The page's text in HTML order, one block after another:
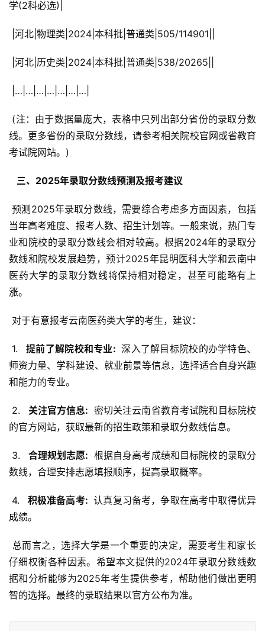
学(2科必选)|
|河北|物理类|2024|本科批|普通类|505/114901||
|河北|历史类|2024|本科批|普通类|538/20265||
|…|…|…|…|…|…|…|
线。更多省份的录取分数线，请参考相关院校官网或省教育
考试院网站。)
  三、2025年录取分数线预测及报考建议
预测2025年录取分数线，需要综合考虑多方面因素，包括
当年高考难度、报考人数、招生计划等。一般来说，热门专
业和院校的录取分数线会相对较高。根据2024年的录取分
数线和院校发展趋势，预计2025年昆明医科大学和云南中
医药大学的录取分数线将保持相对稳定，甚至可能略有上
涨。
对于有意报考云南医药类大学的考生，建议：
1.
  提前了解院校和专业:
深入了解目标院校的办学特色、
师资力量、学科建设、就业前景等信息，选择适合自身兴趣
和能力的专业。
2.
  关注官方信息:
密切关注云南省教育考试院和目标院校
的官方网站，获取最新的招生政策和录取分数线信息。
3.
  合理规划志愿:
根据自身高考成绩和目标院校的录取分
数线，合理安排志愿填报顺序，提高录取概率。
4.
  积极准备高考:
认真复习备考，争取在高考中取得优异
成绩。
仔细权衡各种因素。希望本文提供的2024年录取分数线数
据和分析能够为2025年考生提供参考，帮助他们做出更明
智的选择。最终的录取结果以官方公布为准。